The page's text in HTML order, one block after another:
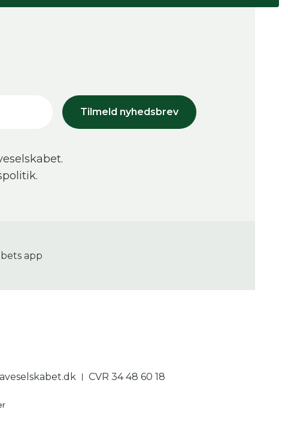
Tilmeld nyhedsbrev
app
CVR 34 48 60 18